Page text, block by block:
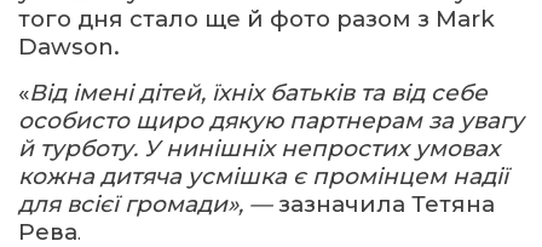
того дня стало ще й фото разом з Mark
Dawson.
«Від імені дітей, їхніх батьків та від себе
особисто щиро дякую партнерам за увагу
й турботу. У нинішніх непростих умовах
кожна дитяча усмішка є промінцем надії
для всієї громади», —зазначила Тетяна
Рева.